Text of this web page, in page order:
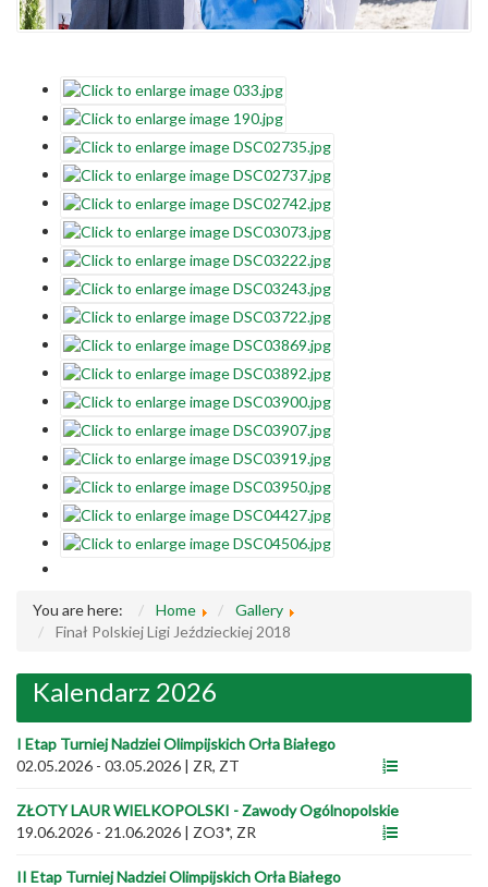
You are here: Home
Gallery
Finał Polskiej Ligi Jeździeckiej 2018
Kalendarz 2026
I Etap Turniej Nadziei Olimpijskich Orła Białego
02.05.2026 - 03.05.2026 | ZR, ZT
ZŁOTY LAUR WIELKOPOLSKI - Zawody Ogólnopolskie
19.06.2026 - 21.06.2026 | ZO3*, ZR
II Etap Turniej Nadziei Olimpijskich Orła Białego